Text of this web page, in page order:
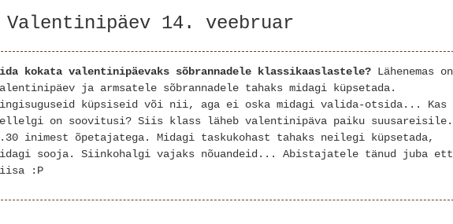
Valentinipäev 14. veebruar
kokata valentinipäevaks sõbrannadele klassikaaslastele? Lähenemas on
ja armsatele sõbrannadele tahaks midagi küpsetada.
küpsiseid või nii, aga ei oska midagi valida-otsida... Kas
on soovitusi? Siis klass läheb valentinipäva paiku suusareisile.
inimest õpetajatega. Midagi taskukohast tahaks neilegi küpsetada,
sooja. Siinkohalgi vajaks nõuandeid... Abistajatele tänud juba
:P